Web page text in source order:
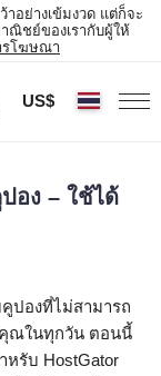
อย่างเข้มงวด แต่ก็จะ
ณิชย์ของเรากับผู้ให้
รโฆษณา
US$
อง – ใช้ได้
ปองที่ไม่สามารถ
คุณในทุกวัน ตอนนี้
หรับ HostGator